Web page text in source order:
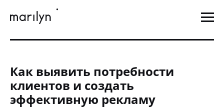
Как выявить потребности
клиентов и создать
эффективную рекламу